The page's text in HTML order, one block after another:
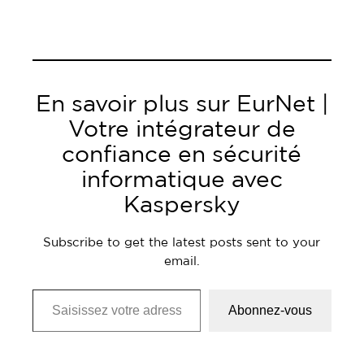
En savoir plus sur EurNet |
Votre intégrateur de
confiance en sécurité
informatique avec
Kaspersky
Subscribe to get the latest posts sent to your
email.
Saisissez votre adresse e-mail…
Abonnez-vous